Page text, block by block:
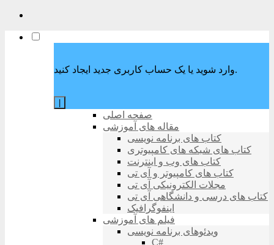
وارد شوید یا یک حساب کاربری جدید ایجاد کنید.
صفحه اصلی
مقاله های آموزشی
کتاب های برنامه نویسی
کتاب های شبکه های کامپیوتری
کتاب های وب و اینترنت
کتاب های کامپیوتر و آی تی
مجلات الکترونیکی آی تی
کتاب های درسی و دانشگاهی آی تی
اینفوگرافیک
فیلم های آموزشی
ویدئوهای برنامه نویسی
C#